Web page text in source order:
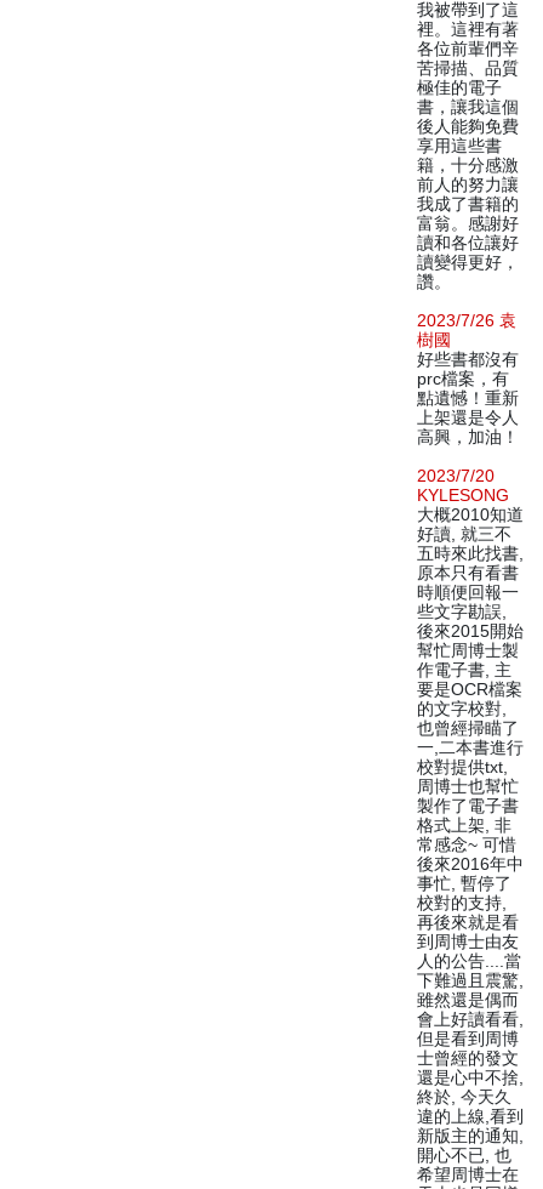
我被帶到了這
裡。這裡有著
各位前輩們辛
苦掃描、品質
極佳的電子
書，讓我這個
後人能夠免費
享用這些書
籍，十分感激
前人的努力讓
我成了書籍的
富翁。感謝好
讀和各位讓好
讀變得更好，
讚。
2023/7/26 袁
樹國
好些書都沒有
prc檔案，有
點遺憾！重新
上架還是令人
高興，加油！
2023/7/20
KYLESONG
大概2010知道
好讀, 就三不
五時來此找書,
原本只有看書
時順便回報一
些文字勘誤,
後來2015開始
幫忙周博士製
作電子書, 主
要是OCR檔案
的文字校對,
也曾經掃瞄了
一,二本書進行
校對提供txt,
周博士也幫忙
製作了電子書
格式上架, 非
常感念~ 可惜
後來2016年中
事忙, 暫停了
校對的支持,
再後來就是看
到周博士由友
人的公告....當
下難過且震驚,
雖然還是偶而
會上好讀看看,
但是看到周博
士曾經的發文
還是心中不捨,
終於, 今天久
違的上線,看到
新版主的通知,
開心不已, 也
希望周博士在